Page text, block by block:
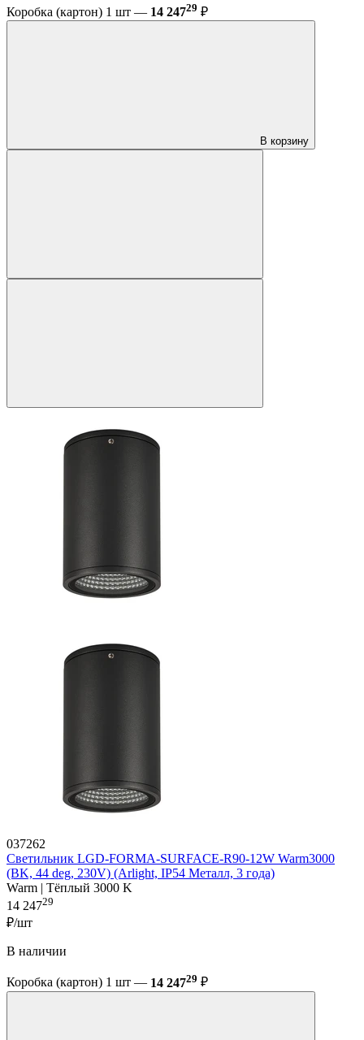
Коробка (картон) 1 шт — 14 24729 ₽
В корзину
037262
Светильник LGD-FORMA-SURFACE-R90-12W Warm3000
(BK, 44 deg, 230V) (Arlight, IP54 Металл, 3 года)
Warm | Тёплый 3000 K
14 24729
₽/шт
В наличии
Коробка (картон) 1 шт — 14 24729 ₽